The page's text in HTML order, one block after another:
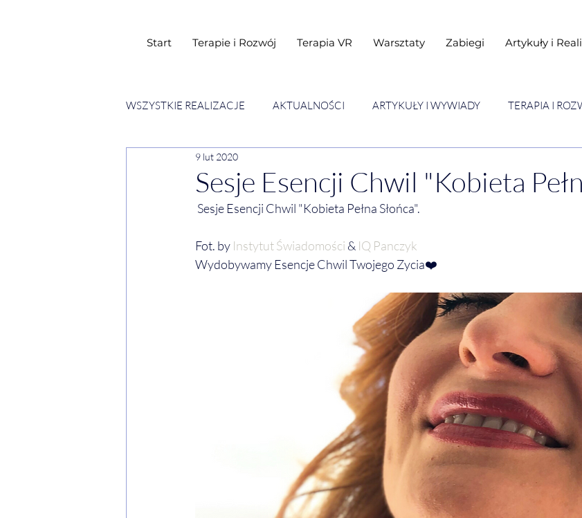
Start Terapie i Rozwój Terapia VR Warsztaty Zabiegi Artykuły i
WSZYSTKIE REALIZACJE AKTUALNOŚCI ARTYKUŁY I WYWIADY TERAPIA I
SESJE ESENCJI CHWIL
Sesje Esencji Chwil "Kobieta
9 lut 2020
Sesje Esencji Chwil "Kobieta Pełna Słońca".
Fot. by Instytut Świadomości & IQ Panczyk
Wydobywamy Esencje Chwil Twojego Zycia❤️